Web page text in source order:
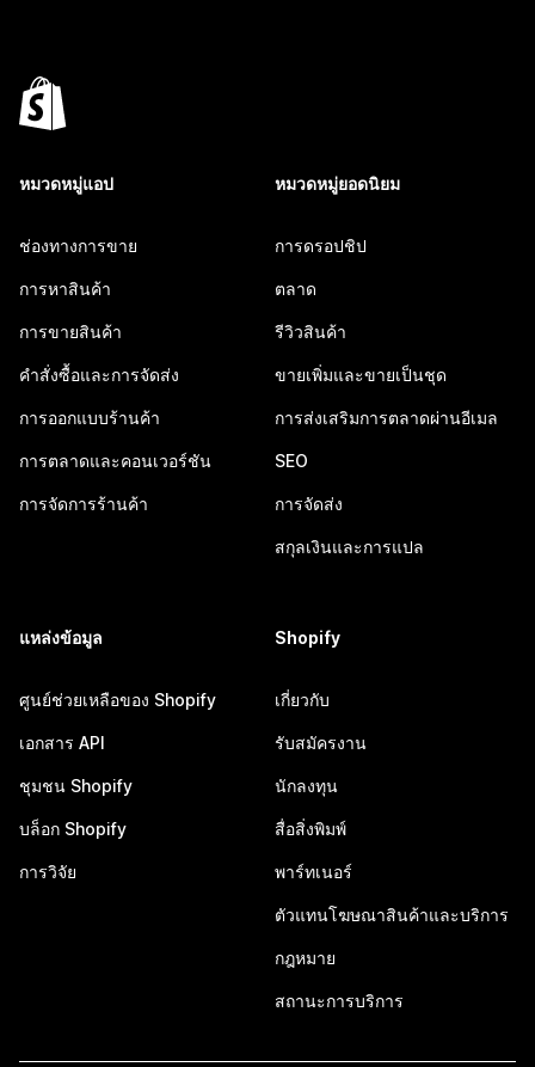
หมวดหมู่แอป
ช่องทางการขาย
การหาสินค้า
การขายสินค้า
คำสั่งซื้อและการจัดส่ง
การออกแบบร้านค้า
การตลาดและคอนเวอร์ชัน
การจัดการร้านค้า
หมวดหมู่ยอดนิยม
การดรอปชิป
ตลาด
รีวิวสินค้า
ขายเพิ่มและขายเป็นชุด
การส่งเสริมการตลาดผ่านอีเมล
SEO
การจัดส่ง
สกุลเงินและการแปล
แหล่งข้อมูล
ศูนย์ช่วยเหลือของ Shopify
เอกสาร API
ชุมชน Shopify
บล็อก Shopify
การวิจัย
Shopify
เกี่ยวกับ
รับสมัครงาน
นักลงทุน
สื่อสิ่งพิมพ์
พาร์ทเนอร์
ตัวแทนโฆษณาสินค้าและบริการ
กฎหมาย
สถานะการบริการ